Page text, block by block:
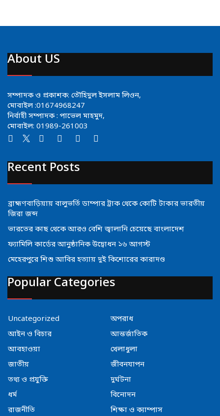
About US
সম্পাদক ও প্রকাশক: তৌহিদুল ইসলাম লিওন,
মোবাইল :01674968247
নির্বাহী সম্পাদক : পাভেল মাহমুদ,
মোবাইল: 01989-261003
Recent Posts
ব্রাহ্মণবাড়িয়ায় বালুভর্তি ডাম্পার ট্রাক থেকে কোটি টাকার ভারতীয়
জিরা জব্দ
ভারতের কাছ থেকে আরও বেশি জ্বালানি চেয়েছে বাংলাদেশ
ফ্যামিলি কার্ডের আনুষ্ঠানিক উদ্বোধন ১৬ আগস্ট
মেহেরপুরে শিশু আবির হত্যায় দুই কিশোরের কারাদণ্ড
Popular Categories
Uncategorized
অপরাধ
আইন ও বিচার
আন্তর্জাতিক
আবহাওয়া
খেলাধুলা
জাতীয়
জীবনযাপন
তথ্য ও প্রযুক্তি
দুর্ঘটনা
ধর্ম
বিনোদন
রাজনীতি
শিক্ষা ও ক্যাম্পাস